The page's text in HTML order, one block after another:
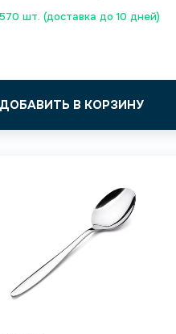
шт. (доставка до 10 дней)
ДОБАВИТЬ В КОРЗИНУ